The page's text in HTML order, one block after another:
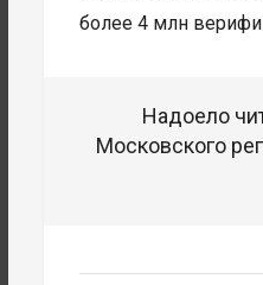
более 4 млн
Надоело
Московского